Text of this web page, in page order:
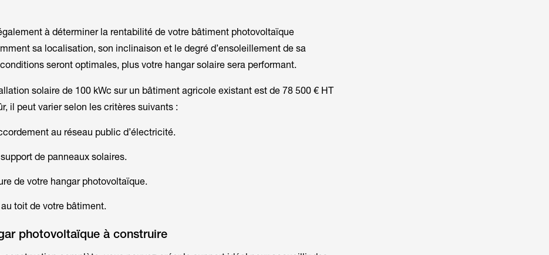
à déterminer la rentabilité de votre bâtiment photovoltaïque
sa localisation, son inclinaison et le degré d’ensoleillement de sa
seront optimales, plus votre hangar solaire sera performant.
solaire de 100 kWc sur un bâtiment agricole existant est de 78 500 € HT
il peut varier selon les critères suivants :
au réseau public d’électricité.
de panneaux solaires.
de votre hangar photovoltaïque.
toit de votre bâtiment.
photovoltaïque à construire